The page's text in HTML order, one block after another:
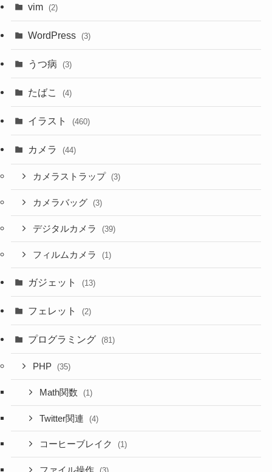
vim (2)
WordPress (3)
うつ病 (3)
たばこ (4)
イラスト (460)
カメラ (44)
カメラストラップ (3)
カメラバッグ (3)
デジタルカメラ (39)
フィルムカメラ (1)
ガジェット (13)
フェレット (2)
プログラミング (81)
PHP (35)
Math関数 (1)
Twitter関連 (4)
コーヒーブレイク (1)